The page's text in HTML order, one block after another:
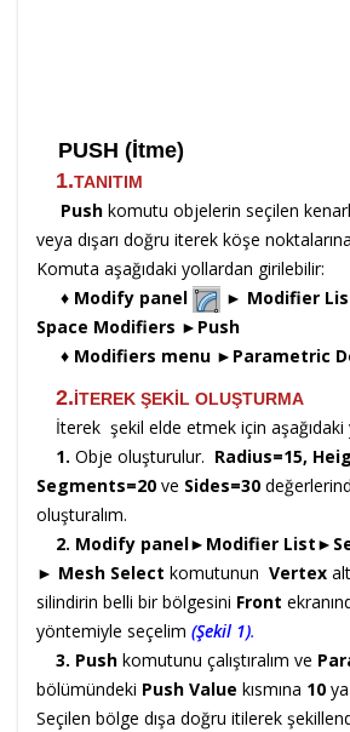
PUSH (İtme)
1.TANITIM
Push komutu objelerin seçilen
veya dışarı doğru iterek köşe
Komuta aşağıdaki yollardan girilebilir:
♦ Modify panel
► Modifier
Space Modifiers ►Push
♦ Modifiers menu ►Parametric
2.İTEREK ŞEKİL OLUŞTURMA
İterek şekil elde etmek için aşağıdaki
1. Obje oluşturulur. Radius=15,
Segments=20 ve Sides=30
oluşturalım.
2. Modify panel►Modifier
► Mesh Select komutunun Vertex
silindirin belli bir bölgesini Front
yöntemiyle seçelim (Şekil 1).
3. Push komutunu çalıştıralım ve
bölümündeki Push Value kısmına 10
Seçilen bölge dışa doğru itilerek